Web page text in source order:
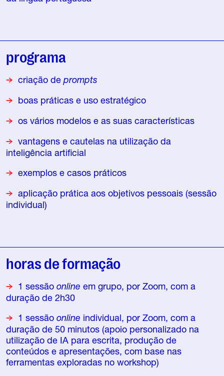
programa
criação de prompts
boas práticas e uso estratégico
os vários modelos e as suas características
vantagens e cautelas na utilização da
inteligência artificial
exemplos e casos práticos
aplicação prática aos objetivos pessoais (sessão
individual)
horas de formação
1 sessão online em grupo, por Zoom, com a
duração de 2h30
1 sessão online individual, por Zoom, com a
duração de 50 minutos (apoio personalizado na
utilização de IA para escrita, produção de
conteúdos e apresentações, com base nas
ferramentas exploradas no workshop)